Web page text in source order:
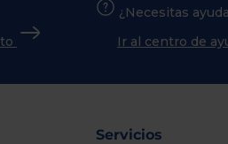
¿Necesitas
Ir al centro de
Servicios